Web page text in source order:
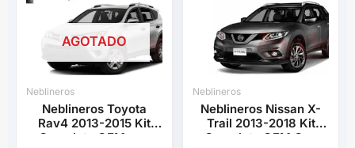
AGOTADO
Neblineros
Neblineros Toyota
Rav4 2013-2015 Kit
Completo OEM con
Neblineros
Neblineros Nissan X-
Trail 2013-2018 Kit
Completo OEM Con